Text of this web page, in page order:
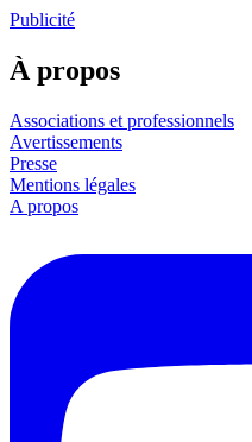
Publicité
À propos
Associations et professionnels
Avertissements
Presse
Mentions légales
A propos